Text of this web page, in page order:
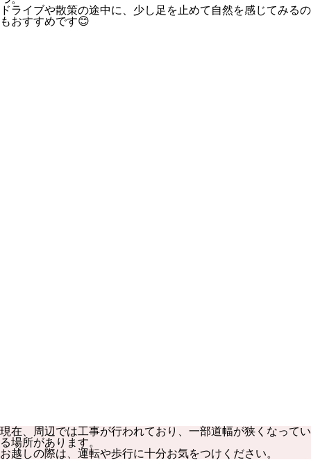
ドライブや散策の途中に、少し足を止めて自然を感じてみるの
もおすすめです😊
現在、周辺では工事が行われており、一部道幅が狭くなってい
る場所があります。
お越しの際は、運転や歩行に十分お気をつけください。